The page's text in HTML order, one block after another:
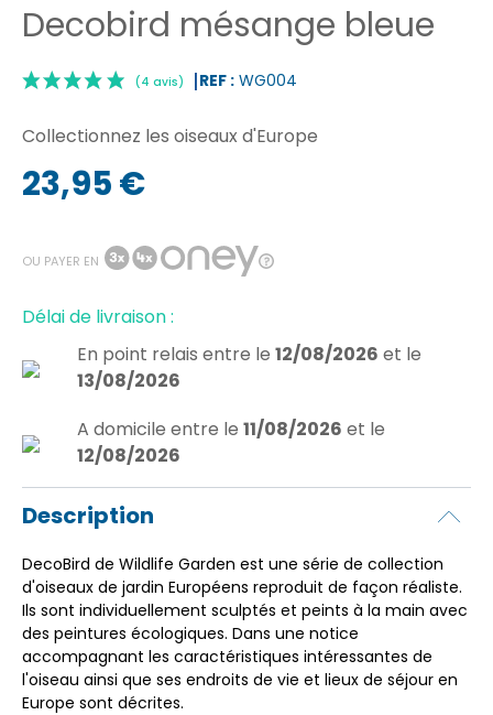
Decobird mésange bleue
REF : WG004
Collectionnez les oiseaux d'Europe
23,95 €
OU PAYER EN
Délai de livraison :
En point relais entre le 12/08/2026 et le
13/08/2026
A domicile entre le 11/08/2026 et le
12/08/2026
Description
DecoBird de Wildlife Garden est une série de collection
d'oiseaux de jardin Européens reproduit de façon réaliste.
Ils sont individuellement sculptés et peints à la main avec
des peintures écologiques. Dans une notice
accompagnant les caractéristiques intéressantes de
l'oiseau ainsi que ses endroits de vie et lieux de séjour en
Europe sont décrites.